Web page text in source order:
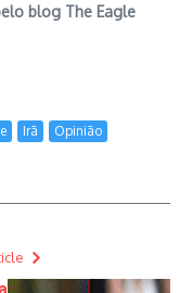
blog The Eagle
Irã Opinião